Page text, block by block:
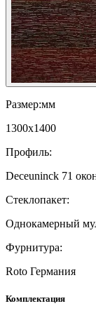
Размер:мм
1300x1400
Профиль:
Deceuninck 71
Стеклопакет:
Однокамерный
Фурнитура:
Roto Германия
Комплектация